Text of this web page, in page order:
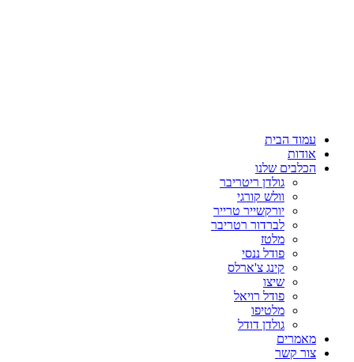
עמוד הבית
אודות
הכלבים שלנו
גולדן ריטריבר
וולש קורגי
יורקשייר טרייר
לברדור רטריבר
מלטז
פודל ננסי
קינג צ'ארלס
שיצו
פודל רויאל
מלטיפו
גולדן דודל
מאמרים
צור קשר